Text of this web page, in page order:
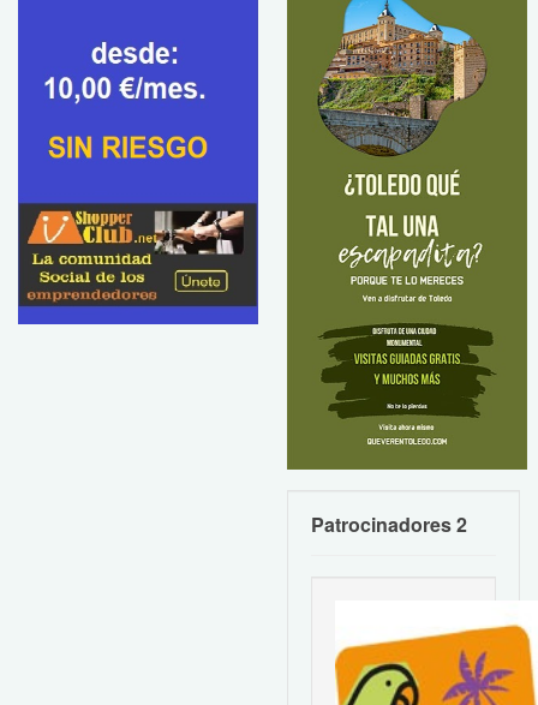
Patrocinadores 2